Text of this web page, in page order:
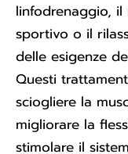
linfodrenaggio, il
sportivo o il
delle esigenze
Questi
sciogliere la
migliorare la
stimolare il